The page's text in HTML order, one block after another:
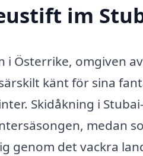
im
i Österrike, omgiven av
känt för sina
Skidåkning i
medan
genom det vackra